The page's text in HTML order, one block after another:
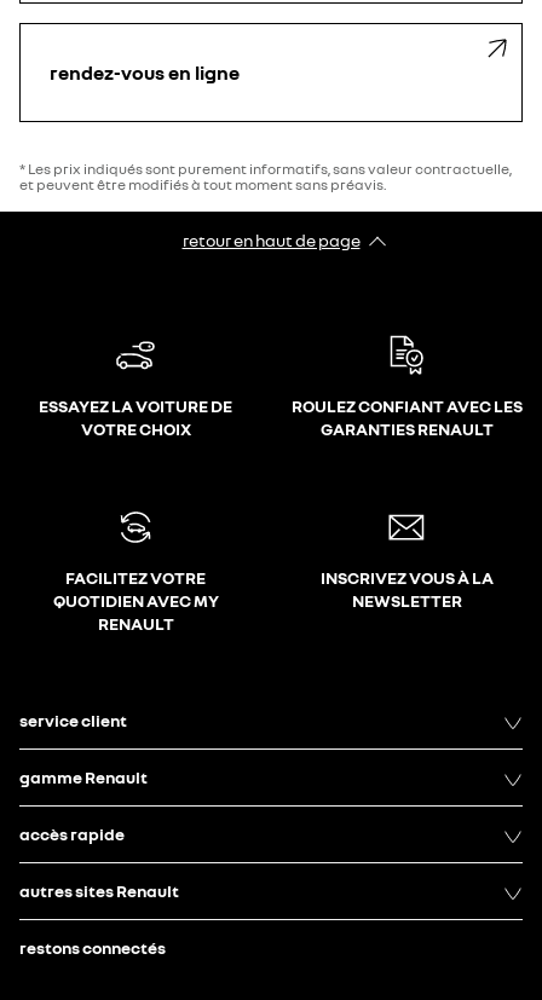
rendez-vous en ligne
* Les prix indiqués sont purement informatifs, sans valeur contractuelle,
et peuvent être modifiés à tout moment sans préavis.
retour en haut de page​
ESSAYEZ LA VOITURE DE
VOTRE CHOIX
ROULEZ CONFIANT AVEC LES
GARANTIES RENAULT
FACILITEZ VOTRE
QUOTIDIEN AVEC MY
RENAULT
INSCRIVEZ VOUS À LA
NEWSLETTER
service client
gamme Renault
accès rapide
autres sites Renault
restons connectés